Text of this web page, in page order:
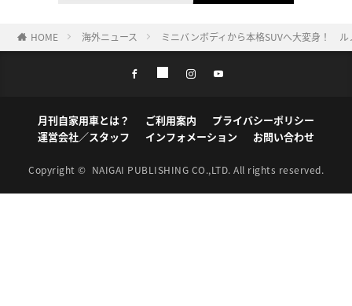
HOME 海外ニュース ミニバンボディから本格SUVへ大変身！
月刊自家用車とは？ ご利用案内
プライバシーポリシー
運営会社／スタッフ
インフォメーション お問い合わせ
Copyright © NAIGAI PUBLISHING CO.,LTD. All rights reserved.